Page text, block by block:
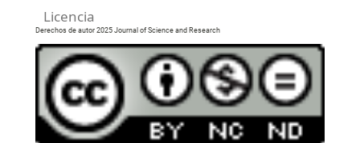
Licencia
Derechos de autor 2025 Journal of Science and Research